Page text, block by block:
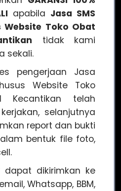
apabila Jasa SMS
Website Toko Obat
tidak kami
sekali.
pengerjaan Jasa
Website Toko
Kecantikan telah
selanjutnya
report dan bukti
bentuk file foto,
dapat dikirimkan ke
Whatsapp, BBM,